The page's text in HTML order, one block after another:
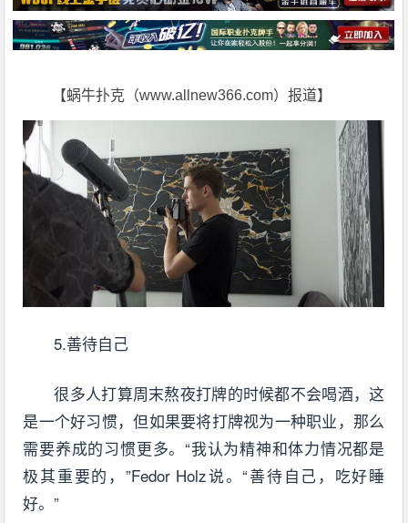
【蜗牛扑克（www.allnew366.com）报道】
5.善待自己
很多人打算周末熬夜打牌的时候都不会喝酒，这
是一个好习惯，但如果要将打牌视为一种职业，那么
需要养成的习惯更多。“我认为精神和体力情况都是
极其重要的，”Fedor Holz说。“善待自己，吃好睡
好。”